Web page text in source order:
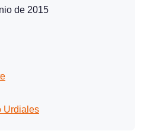
de 2015
Urdiales